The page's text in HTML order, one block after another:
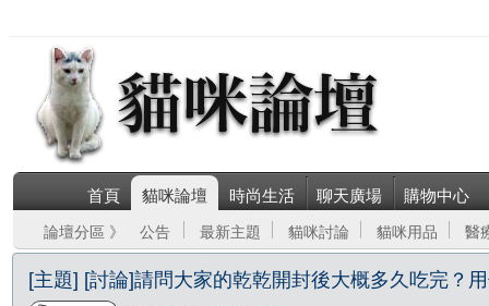
首頁 貓咪論壇 時尚生活 聊天廣場 購物中心
論壇分區 》 公告 最新主題 貓咪討論 貓咪用品 醫
[主題] [討論]請問大家的乾乾開封後大概多久吃完？